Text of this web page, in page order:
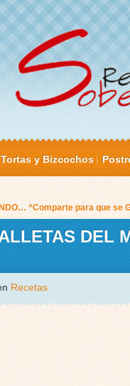
Tortas y Bizcochos
“Comparte para que se
DEL
Recetas